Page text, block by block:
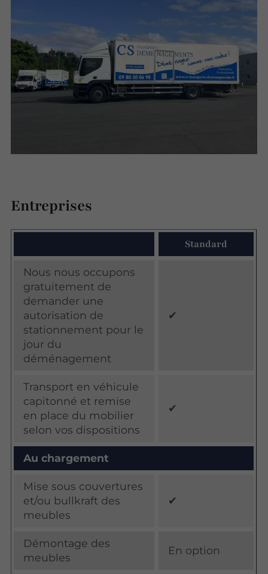
Entreprises
Standard
Nous nous occupons
gratuitement de
demander une
autorisation de
stationnement pour le
jour du
déménagement
✔
Transport en véhicule
capitonné et remise
en place du mobilier
selon vos dispositions
✔
Au chargement
Mise sous couvertures
et/ou bullkraft des
meubles
✔
Démontage des
meubles
En option